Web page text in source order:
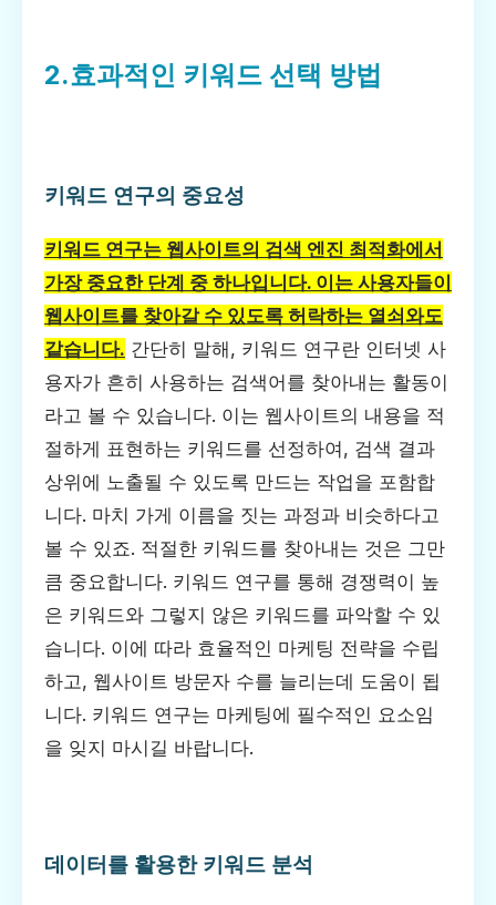
2.효과적인 키워드 선택 방법
키워드 연구의 중요성
키워드 연구는 웹사이트의 검색 엔진 최적화에서
가장 중요한 단계 중 하나입니다. 이는 사용자들이
웹사이트를 찾아갈 수 있도록 허락하는 열쇠와도
같습니다. 간단히 말해, 키워드 연구란 인터넷 사
용자가 흔히 사용하는 검색어를 찾아내는 활동이
라고 볼 수 있습니다. 이는 웹사이트의 내용을 적
절하게 표현하는 키워드를 선정하여, 검색 결과
상위에 노출될 수 있도록 만드는 작업을 포함합
니다. 마치 가게 이름을 짓는 과정과 비슷하다고
볼 수 있죠. 적절한 키워드를 찾아내는 것은 그만
큼 중요합니다. 키워드 연구를 통해 경쟁력이 높
은 키워드와 그렇지 않은 키워드를 파악할 수 있
습니다. 이에 따라 효율적인 마케팅 전략을 수립
하고, 웹사이트 방문자 수를 늘리는데 도움이 됩
니다. 키워드 연구는 마케팅에 필수적인 요소임
을 잊지 마시길 바랍니다.
데이터를 활용한 키워드 분석